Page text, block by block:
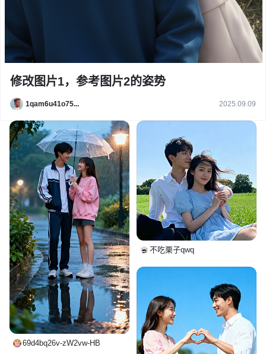
修改图片1，参考图片2的姿势
1qam6u41o75... 2025.09.09
69d4bq26v-zW2vw-HB
不吃栗子qwq